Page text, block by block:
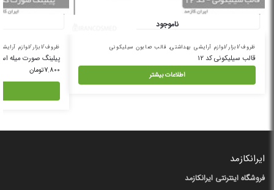
ناموجود
ظروف/ابزار/لوازم آرایشی بهداشتی, قالب صابون سیلیکونی
قالب سیلیکونی کد 12
اطلاعات بیشتر
ظروف/ابزار/لوازم
پیلینگ صورت میله
7.800تومان
ایرانکازمد
فروشگاه اینترنتی ایرانکازمد